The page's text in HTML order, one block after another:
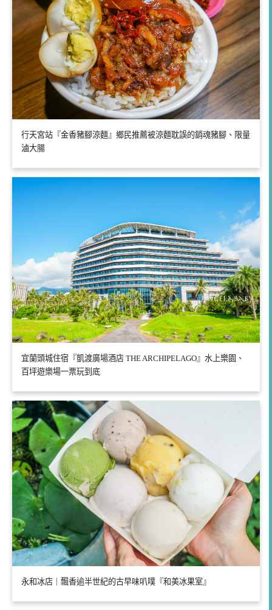
行天宮站『金香豬腳涼麵』鄉民推薦被涼麵耽誤的銷魂豬腳、限量
滷大腸
宜蘭頭城住宿『凱渡廣場酒店 THE ARCHIPELAGO』水上樂園、
百坪遊樂場一票玩到底
永和冰店｜飄香逾半世紀的古早味叭噗『和美冰果室』